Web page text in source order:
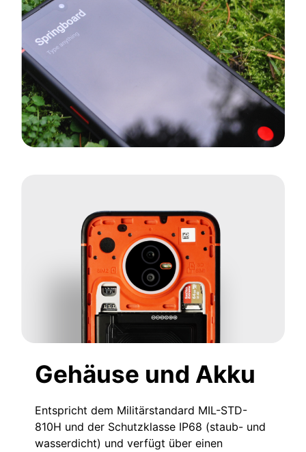
Gehäuse und Akku
Entspricht dem Militärstandard MIL-STD-
810H und der Schutzklasse IP68 (staub- und
wasserdicht) und verfügt über einen